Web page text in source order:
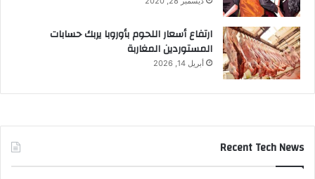
ارتفاع أسعار اللحوم بأوروبا يربك حسابات
المستوردين المغاربة
أبريل 14, 2026
Recent Tech News